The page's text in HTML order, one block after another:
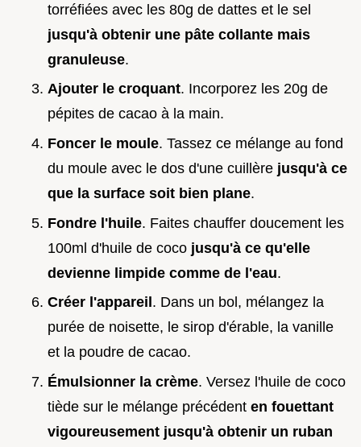
torréfiées avec les 80g de dattes et le sel
jusqu'à obtenir une pâte collante mais
granuleuse.
Ajouter le croquant. Incorporez les 20g de
pépites de cacao à la main.
Foncer le moule. Tassez ce mélange au fond
du moule avec le dos d'une cuillère jusqu'à ce
que la surface soit bien plane.
Fondre l'huile. Faites chauffer doucement les
100ml d'huile de coco jusqu'à ce qu'elle
devienne limpide comme de l'eau.
Créer l'appareil . Dans un bol, mélangez la
purée de noisette, le sirop d'érable, la vanille
et la poudre de cacao.
Émulsionner la crème. Versez l'huile de coco
tiède sur le mélange précédent en fouettant
vigoureusement jusqu'à obtenir un ruban